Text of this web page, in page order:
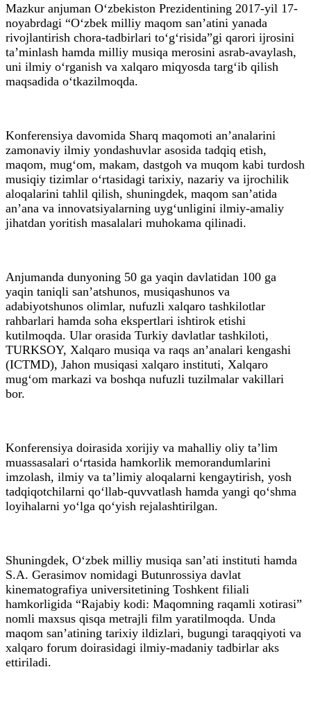
Mazkur anjuman O‘zbekiston Prezidentining 2017-yil 17-
noyabrdagi “O‘zbek milliy maqom san’atini yanada
rivojlantirish chora-tadbirlari to‘g‘risida”gi qarori ijrosini
ta’minlash hamda milliy musiqa merosini asrab-avaylash,
uni ilmiy o‘rganish va xalqaro miqyosda targ‘ib qilish
maqsadida o‘tkazilmoqda.
Konferensiya davomida Sharq maqomoti an’analarini
zamonaviy ilmiy yondashuvlar asosida tadqiq etish,
maqom, mug‘om, makam, dastgoh va muqom kabi turdosh
musiqiy tizimlar o‘rtasidagi tarixiy, nazariy va ijrochilik
aloqalarini tahlil qilish, shuningdek, maqom san’atida
an’ana va innovatsiyalarning uyg‘unligini ilmiy-amaliy
jihatdan yoritish masalalari muhokama qilinadi.
Anjumanda dunyoning 50 ga yaqin davlatidan 100 ga
yaqin taniqli san’atshunos, musiqashunos va
adabiyotshunos olimlar, nufuzli xalqaro tashkilotlar
rahbarlari hamda soha ekspertlari ishtirok etishi
kutilmoqda. Ular orasida Turkiy davlatlar tashkiloti,
TURKSOY, Xalqaro musiqa va raqs an’analari kengashi
(ICTMD), Jahon musiqasi xalqaro instituti, Xalqaro
mug‘om markazi va boshqa nufuzli tuzilmalar vakillari
bor.
Konferensiya doirasida xorijiy va mahalliy oliy ta’lim
muassasalari o‘rtasida hamkorlik memorandumlarini
imzolash, ilmiy va ta’limiy aloqalarni kengaytirish, yosh
tadqiqotchilarni qo‘llab-quvvatlash hamda yangi qo‘shma
loyihalarni yo‘lga qo‘yish rejalashtirilgan.
Shuningdek, O‘zbek milliy musiqa san’ati instituti hamda
S.A. Gerasimov nomidagi Butunrossiya davlat
kinematografiya universitetining Toshkent filiali
hamkorligida “Rajabiy kodi: Maqomning raqamli xotirasi”
nomli maxsus qisqa metrajli film yaratilmoqda. Unda
maqom san’atining tarixiy ildizlari, bugungi taraqqiyoti va
xalqaro forum doirasidagi ilmiy-madaniy tadbirlar aks
ettiriladi.